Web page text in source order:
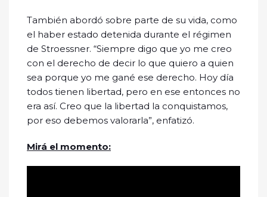
También abordó sobre parte de su vida, como
el haber estado detenida durante el régimen
de Stroessner. “Siempre digo que yo me creo
con el derecho de decir lo que quiero a quien
sea porque yo me gané ese derecho. Hoy día
todos tienen libertad, pero en ese entonces no
era así. Creo que la libertad la conquistamos,
por eso debemos valorarla”, enfatizó.
Mirá el momento: